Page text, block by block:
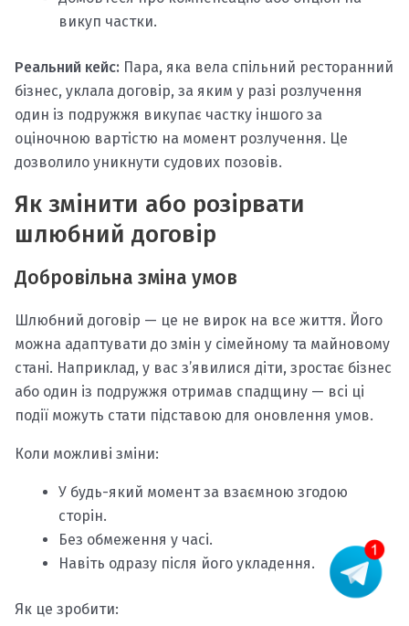
викуп частки.
Реальний кейс: Пара, яка вела спільний ресторанний
бізнес, уклала договір, за яким у разі розлучення
один із подружжя викупає частку іншого за
оціночною вартістю на момент розлучення. Це
дозволило уникнути судових позовів.
Як змінити або розірвати
шлюбний договір
Добровільна зміна умов
Шлюбний договір — це не вирок на все життя. Його
можна адаптувати до змін у сімейному та майновому
стані. Наприклад, у вас з’явилися діти, зростає бізнес
або один із подружжя отримав спадщину — всі ці
події можуть стати підставою для оновлення умов.
Коли можливі зміни:
У будь-який момент за взаємною згодою
сторін.
Без обмеження у часі.
Навіть одразу після його укладення.
Як це зробити: